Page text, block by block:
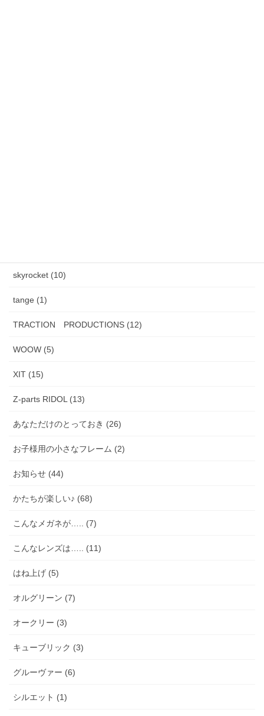
skyrocket (10)
tange (1)
TRACTION PRODUCTIONS (12)
WOOW (5)
XIT (15)
Z-parts RIDOL (13)
あなただけのとっておき (26)
お子様用の小さなフレーム (2)
お知らせ (44)
かたちが楽しい♪ (68)
こんなメガネが….. (7)
こんなレンズは….. (11)
はね上げ (5)
オルグリーン (7)
オークリー (3)
キューブリック (3)
グルーヴァー (6)
シルエット (1)